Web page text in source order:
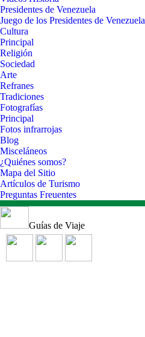
Presidentes de Venezuela
Juego de los Presidentes de Venezuela
Cultura
Principal
Religión
Sociedad
Arte
Refranes
Tradiciones
Fotografías
Principal
Fotos infrarrojas
Blog
Misceláneos
¿Quiénes somos?
Mapa del Sitio
Artículos de Turismo
Preguntas Freuentes
Guías de Viaje